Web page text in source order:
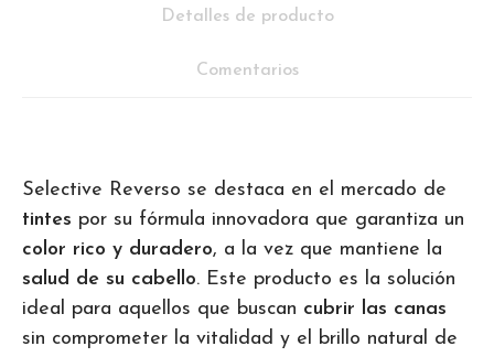
Detalles de producto
Comentarios
Selective Reverso se destaca en el mercado de
tintes por su fórmula innovadora que garantiza un
color rico y duradero, a la vez que mantiene la
salud de su cabello. Este producto es la solución
ideal para aquellos que buscan cubrir las canas
sin comprometer la vitalidad y el brillo natural de